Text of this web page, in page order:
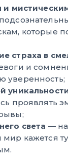
и
которые
страха в
и
уверенность;
проявлять
света —
кажется